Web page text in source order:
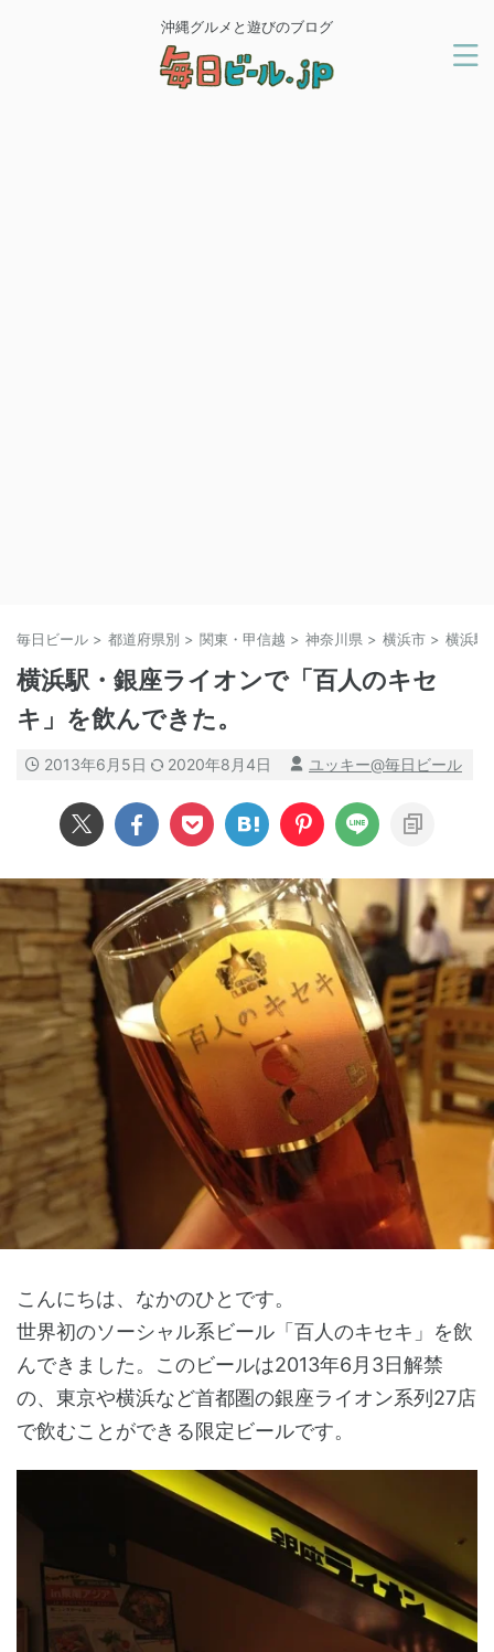
沖縄グルメと遊びのブログ
毎日ビール > 都道府県別 > 関東・甲信越 > 神奈川県 > 横浜市 > 横浜駅
横浜駅・銀座ライオンで「百人のキセ
キ」を飲んできた。
2013年6月5日 2020年8月4日 ユッキー@毎日ビール
こんにちは、なかのひとです。
世界初のソーシャル系ビール「百人のキセキ」を飲
んできました。このビールは2013年6月3日解禁
の、東京や横浜など首都圏の銀座ライオン系列27店
で飲むことができる限定ビールです。